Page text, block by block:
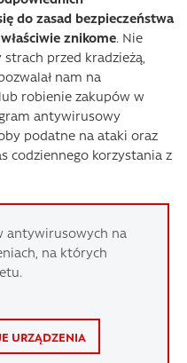
do zasad bezpieczeństwa
znikome. Nie
przed kradzieżą,
nam na
robienie zakupów w
antywirusowy
podatne na ataki oraz
codziennego korzystania z
antywirusowych na
na których
URZĄDZENIA